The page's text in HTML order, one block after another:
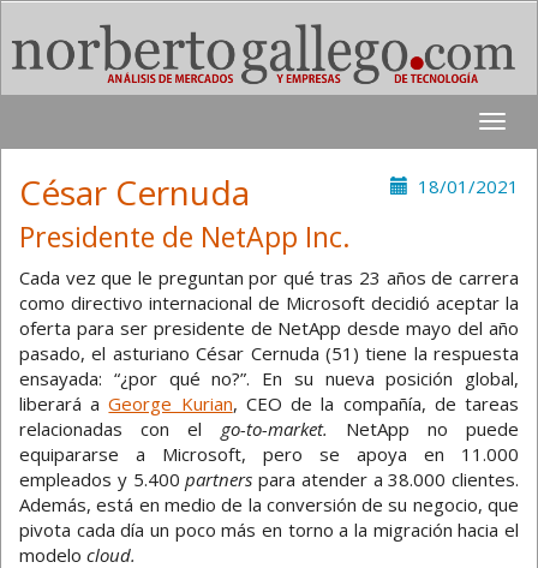
Toggle
18/01/2021
César Cernuda
Presidente de NetApp Inc.
Cada vez que le preguntan por qué tras 23 años de carrera
como directivo internacional de Microsoft decidió aceptar la
oferta para ser presidente de NetApp desde mayo del año
pasado, el asturiano César Cernuda (51) tiene la respuesta
ensayada: “¿por qué no?”. En su nueva posición global,
liberará aGeorge Kurian, CEO de la compañía, de tareas
relacionadas con el go-to-market. NetApp no puede
equipararse a Microsoft, pero se apoya en 11.000
empleados y 5.400partners para atender a 38.000 clientes.
Además, está en medio de la conversión de su negocio, que
pivota cada día un poco más en torno a la migración hacia el
modelo cloud.